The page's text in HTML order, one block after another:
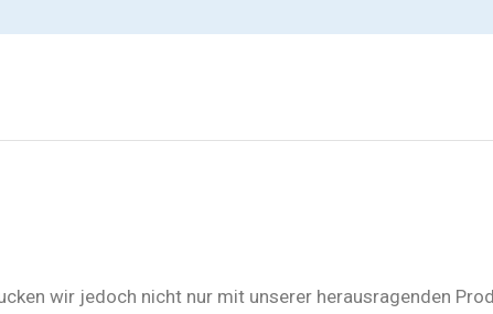
wir jedoch nicht nur mit unserer herausragenden